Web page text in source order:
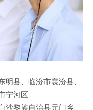
县、临汾市襄汾县、
宁河区
黎族自治县元门乡、